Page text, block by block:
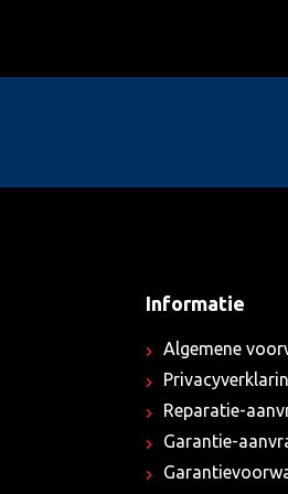
Informatie
Algemene
Reparatie-
Garantie-